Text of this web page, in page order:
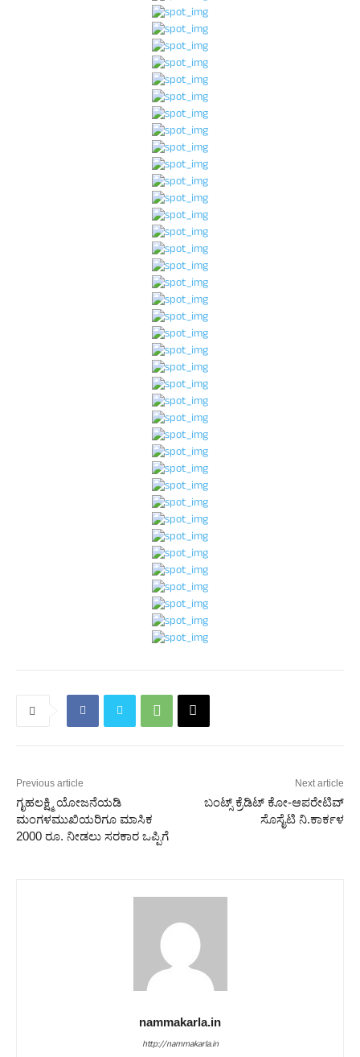
Previous article
ಗೃಹಲಕ್ಷ್ಮಿ ಯೋಜನೆಯಡಿ
ಮಂಗಳಮುಖಿಯರಿಗೂ ಮಾಸಿಕ
2000 ರೂ. ನೀಡಲು ಸರಕಾರ ಒಪ್ಪಿಗೆ
Next article
ಬಂಟ್ಸ್ ಕ್ರೆಡಿಟ್ ಕೋ-ಆಪರೇಟಿವ್‌
ಸೊಸೈಟಿ ನಿ.ಕಾರ್ಕಳ
nammakarla.in
http://nammakarla.in